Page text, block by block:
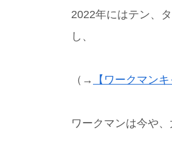
2022年にはテン、
し、
（→ 【ワークマン
ワークマンは今や